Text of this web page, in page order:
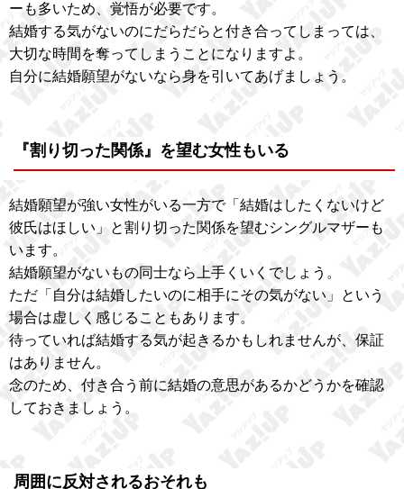
ーも多いため、覚悟が必要です。
結婚する気がないのにだらだらと付き合ってしまっては、
大切な時間を奪ってしまうことになりますよ。
自分に結婚願望がないなら身を引いてあげましょう。
『割り切った関係』を望む女性もいる
結婚願望が強い女性がいる一方で「結婚はしたくないけど
彼氏はほしい」と割り切った関係を望むシングルマザーも
います。
結婚願望がないもの同士なら上手くいくでしょう。
ただ「自分は結婚したいのに相手にその気がない」という
場合は虚しく感じることもあります。
待っていれば結婚する気が起きるかもしれませんが、保証
はありません。
念のため、付き合う前に結婚の意思があるかどうかを確認
しておきましょう。
周囲に反対されるおそれも